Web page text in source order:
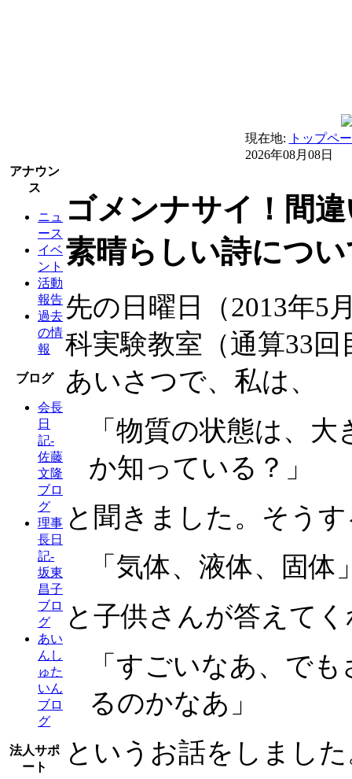
現在地:
トップペ
2026年08月08日
アナウン
ス
ニュ
ース
イベ
ント
活動
報告
過去
の情
報
ブログ
会長
日
記-
佐藤
文隆
ブロ
グ
理事
長日
記-
坂東
昌子
ブロ
グ
あい
んし
ゅた
いん
ブロ
グ
法人サポ
ート
ゴメンナサイ！間
素晴らしい詩につ
先の日曜日（2013年5
科実験教室（通算33
あいさつで、私は、
「物質の状態は、
か知っている？」
と聞きました。そう
「気体、液体、固体
と子供さんが答えて
「すごいなあ、で
るのかなあ」
というお話をしまし